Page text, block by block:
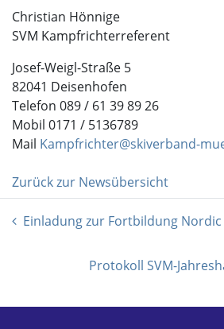
Christian Hönnige
SVM Kampfrichterreferent
Josef-Weigl-Straße 5
82041 Deisenhofen
Telefon 089 / 61 39 89 26
Mobil 0171 / 5136789
Mail Kampfrichter@skiverband-
Zurück zur Newsübersicht
Einladung zur Fortbildung Nordic
Protokoll SVM-